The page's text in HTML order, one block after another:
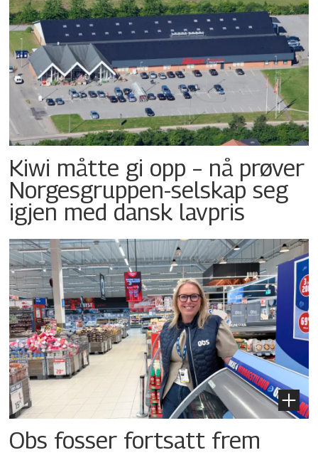
Kiwi måtte gi opp – nå prøver
Norgesgruppen-selskap seg
igjen med dansk lavpris
Obs fosser fortsatt frem